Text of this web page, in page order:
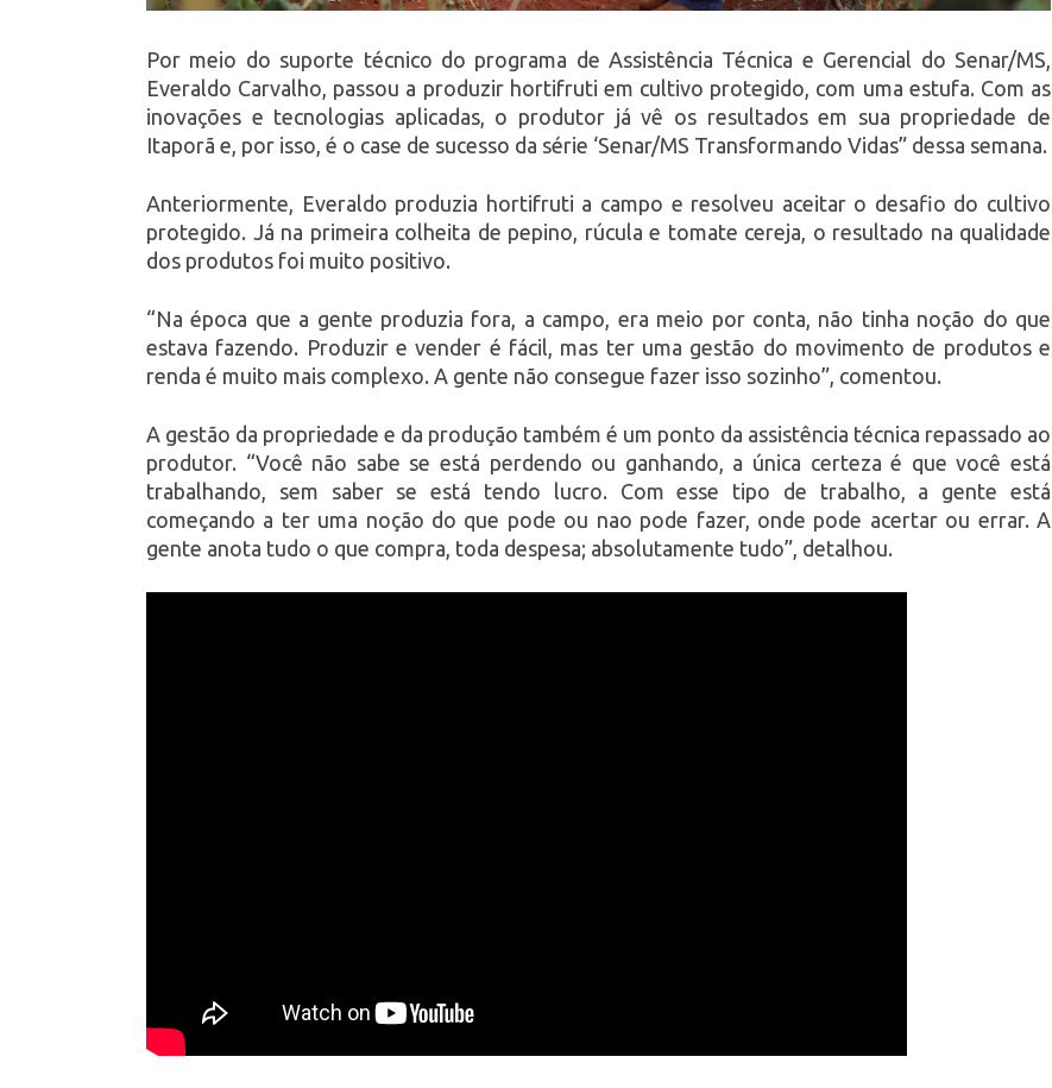
Por meio do suporte técnico do programa de Assistência Técnica e Gerencial do Senar/MS,
Everaldo Carvalho, passou a produzir hortifruti em cultivo protegido, com uma estufa. Com as
inovações e tecnologias aplicadas, o produtor já vê os resultados em sua propriedade de
Itaporã e, por isso, é o case de sucesso da série ‘Senar/MS Transformando Vidas” dessa semana.
Anteriormente, Everaldo produzia hortifruti a campo e resolveu aceitar o desafio do cultivo
protegido. Já na primeira colheita de pepino, rúcula e tomate cereja, o resultado na qualidade
dos produtos foi muito positivo.
“Na época que a gente produzia fora, a campo, era meio por conta, não tinha noção do que
estava fazendo. Produzir e vender é fácil, mas ter uma gestão do movimento de produtos e
renda é muito mais complexo. A gente não consegue fazer isso sozinho”, comentou.
A gestão da propriedade e da produção também é um ponto da assistência técnica repassado ao
produtor. “Você não sabe se está perdendo ou ganhando, a única certeza é que você está
trabalhando, sem saber se está tendo lucro. Com esse tipo de trabalho, a gente está
começando a ter uma noção do que pode ou nao pode fazer, onde pode acertar ou errar. A
gente anota tudo o que compra, toda despesa; absolutamente tudo”, detalhou.